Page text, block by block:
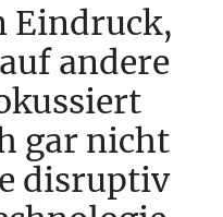
Eindruck,
andere
gar nicht
disruptiv